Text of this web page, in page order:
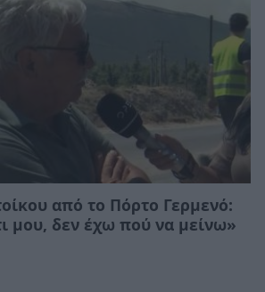
από το Πόρτο Γερμενό:
μου, δεν έχω πού να μείνω»